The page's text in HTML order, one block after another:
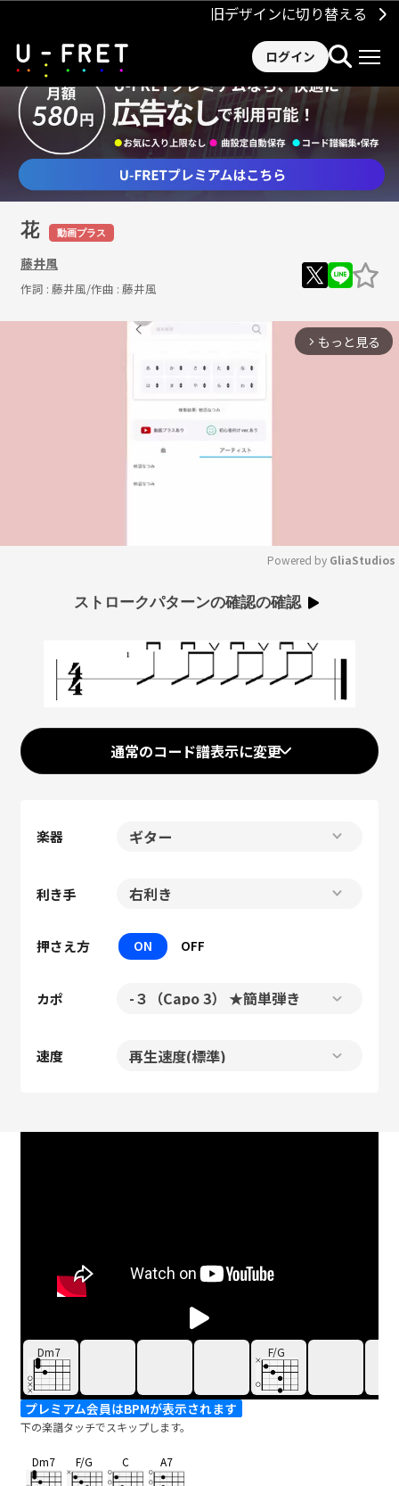
旧デザインに切り替える
ログイン
花 動画プラス
藤井風
作詞 : 藤井風/作曲 : 藤井風
arrow_forward_ios もっと見る
Powered by GliaStudios
ストロークパターンの確認の確認
通常のコード譜表示に変更
楽器
利き手
押さえ方 ON OFF
カポ
速度
Dm7 F/G
プレミアム会員はBPMが表示されます
下の楽譜タッチでスキップします。
Dm7 F/G C A7